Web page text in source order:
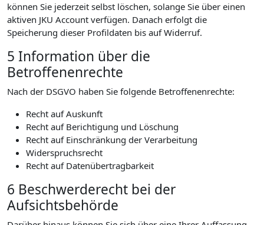
können Sie jederzeit selbst löschen, solange Sie über einen
aktiven JKU Account verfügen. Danach erfolgt die
Speicherung dieser Profildaten bis auf Widerruf.
5 Information über die
Betroffenenrechte
Nach der DSGVO haben Sie folgende Betroffenenrechte:
Recht auf Auskunft
Recht auf Berichtigung und Löschung
Recht auf Einschränkung der Verarbeitung
Widerspruchsrecht
Recht auf Datenübertragbarkeit
6 Beschwerderecht bei der
Aufsichtsbehörde